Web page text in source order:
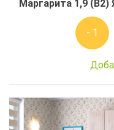
Маргарита 1,9
- 1